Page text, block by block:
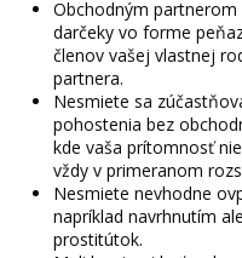
Obchodným
darčeky vo forme
členov vašej vlastnej
partnera.
Nesmiete sa
pohostenia bez
kde vaša prítomnosť
vždy v primeranom
Nesmiete nevhodne
napríklad navrhnutím
prostitútok.